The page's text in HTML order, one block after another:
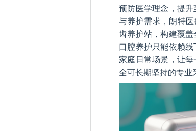
预防医学理念，提
与养护需求，朗特
齿养护站，构建覆
口腔养护只能依赖
家庭日常场景，让
全可长期坚持的专业